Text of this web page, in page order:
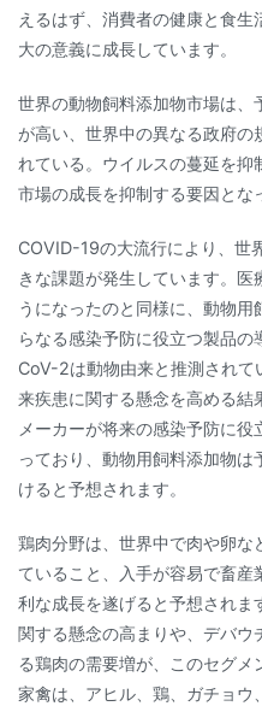
えるはず、消費者の健康と食
大の意義に成長しています。
世界の動物飼料添加物市場は、
が高い、世界中の異なる政府の
れている。ウイルスの蔓延を抑
市場の成長を抑制する要因とな
COVID-19の大流行により、世
きな課題が発生しています。医
うになったのと同様に、動物用
らなる感染予防に役立つ製品
CoV-2は動物由来と推測されて
来疾患に関する懸念を高める
メーカーが将来の感染予防に
っており、動物用飼料添加物
けると予想されます。
鶏肉分野は、世界中で肉や卵な
ていること、入手が容易で畜
利な成長を遂げると予想されま
関する懸念の高まりや、デバウ
る鶏肉の需要増が、このセグメ
家禽は、アヒル、鶏、ガチョ